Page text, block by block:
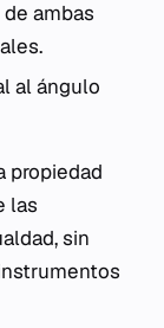
ambas
al ángulo
propiedad
las
sin